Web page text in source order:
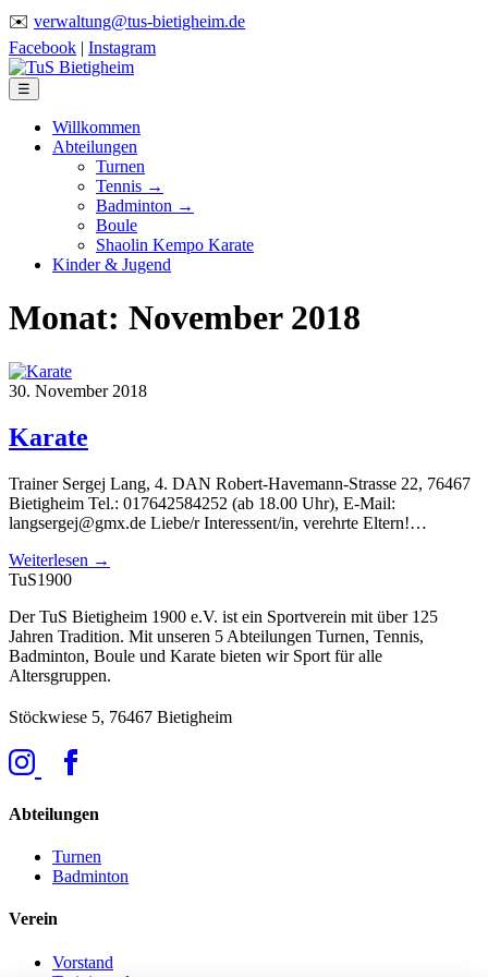
✉️ verwaltung@tus-bietigheim.de
Facebook | Instagram
☰
Willkommen
Abteilungen
Turnen
Tennis →
Badminton →
Boule
Shaolin Kempo Karate
Kinder & Jugend
Monat: November 2018
30. November 2018
Karate
Trainer Sergej Lang, 4. DAN Robert-Havemann-Strasse 22, 76467
Bietigheim Tel.: 017642584252 (ab 18.00 Uhr), E-Mail:
langsergej@gmx.de Liebe/r Interessent/in, verehrte Eltern!…
Weiterlesen →
TuS1900
Der TuS Bietigheim 1900 e.V. ist ein Sportverein mit über 125
Jahren Tradition. Mit unseren 5 Abteilungen Turnen, Tennis,
Badminton, Boule und Karate bieten wir Sport für alle
Altersgruppen.
Stöckwiese 5, 76467 Bietigheim
Abteilungen
Turnen
Badminton
Verein
Vorstand